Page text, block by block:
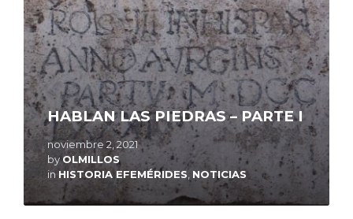
HABLAN LAS PIEDRAS – PARTE I
noviembre 2, 2021
byOLMILLOS
in HISTORIA EFEMÉRIDES NOTICIAS